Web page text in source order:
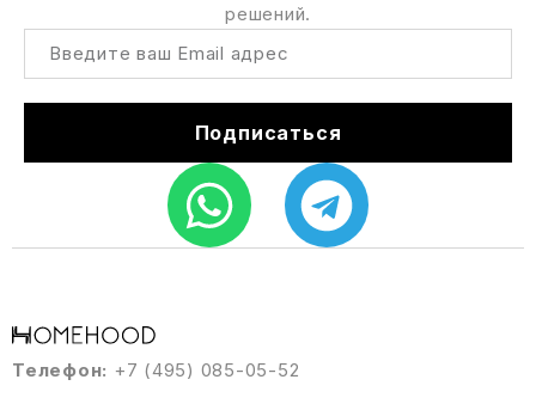
Телефон: +7 (495) 085-05-52
решений.
Подписаться